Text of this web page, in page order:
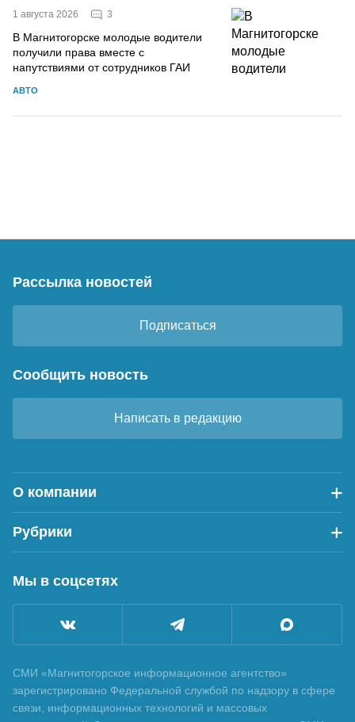
1 августа 2026 3
В Магнитогорске молодые водители
получили права вместе с
напутствиями от сотрудников ГАИ
АВТО
Рассылка новостей
Подписаться
Сообщить новость
Написать в редакцию
О компании
Рубрики
Мы в соцсетях
СМИ «Магнитогорское информационное агентство»
зарегистрировано Федеральной службой по надзору в сфере
связи, информационных технологий и массовых